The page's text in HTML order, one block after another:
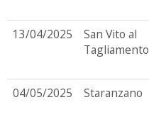
13/04/2025
San Vito al
Tagliamento
04/05/2025 Staranzano